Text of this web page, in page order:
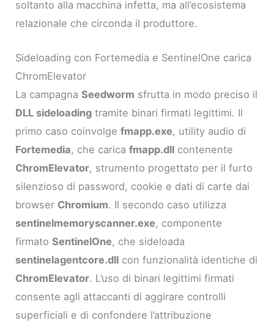
soltanto alla macchina infetta, ma all’ecosistema
relazionale che circonda il produttore.
Sideloading con Fortemedia e SentinelOne carica
ChromElevator
La campagnaSeedworm sfrutta in modo preciso il
DLL sideloading tramite binari firmati legittimi. Il
primo caso coinvolgefmapp.exe, utility audio di
Fortemedia, che caricafmapp.dll contenente
ChromElevator, strumento progettato per il furto
silenzioso di password, cookie e dati di carte dai
browser Chromium. Il secondo caso utilizza
sentinelmemoryscanner.exe, componente
firmatoSentinelOne, che sideloada
sentinelagentcore.dll con funzionalità identiche di
ChromElevator. L’uso di binari legittimi firmati
consente agli attaccanti di aggirare controlli
superficiali e di confondere l’attribuzione